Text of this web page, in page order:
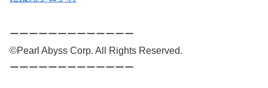
ーーーーーーーーーーーーー
©Pearl Abyss Corp. All Rights Reserved.
ーーーーーーーーーーーーー